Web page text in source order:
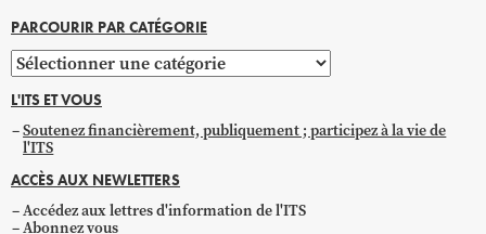
PARCOURIR PAR CATÉGORIE
Parcourir
par
catégorie
L'ITS ET VOUS
Soutenez financièrement, publiquement ; participez à la vie de
l'ITS
ACCÈS AUX NEWLETTERS
Accédez aux lettres d'information de l'ITS
Abonnez vous